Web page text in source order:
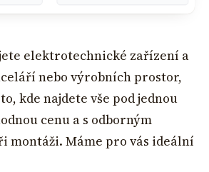
elektrotechnické zařízení a
nebo výrobních prostor,
kde najdete vše pod jednou
cenu a s odborným
montáži. Máme pro vás ideální